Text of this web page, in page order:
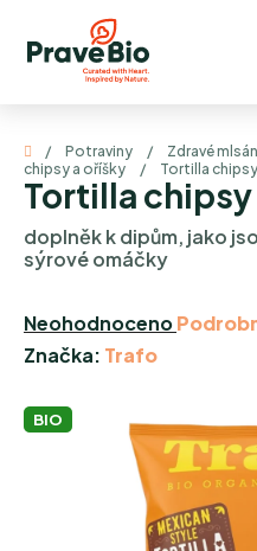
obsah
Domů
/ Potraviny / Zdravé
chipsy a oříšky
/ Tortilla chipsy
Tortilla chipsy
doplněk k dipům, jako
sýrové omáčky
Průměrné
hodnocení
je
Neohodnoceno
Značka: Trafo
BIO